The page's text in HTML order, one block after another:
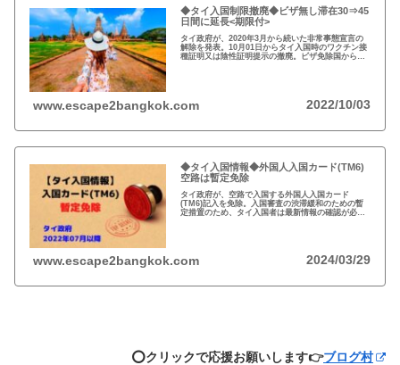
◆タイ入国制限撤廃◆ビザ無し滞在30⇒45
日間に延長<期限付>
タイ政府が、2020年3月から続いた非常事態宣言の
解除を発表。10月01日からタイ入国時のワクチン接
種証明又は陰性証明提示の撤廃。ビザ免除国からの
www.escape2bangkok.com 2022/10/03
◆タイ入国情報◆外国人入国カード(TM6)
空路は暫定免除
タイ政府が、空路で入国する外国人入国カード
(TM6)記入を免除。入国審査の渋滞緩和のための暫
定措置のため、タイ入国者は最新情報の確認が必
www.escape2bangkok.com 2024/03/29
⭕️クリックで応援お願いします👉ブログ村